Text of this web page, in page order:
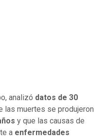
analizó datos de 30
las muertes se produjeron
y que las causas de
a enfermedades